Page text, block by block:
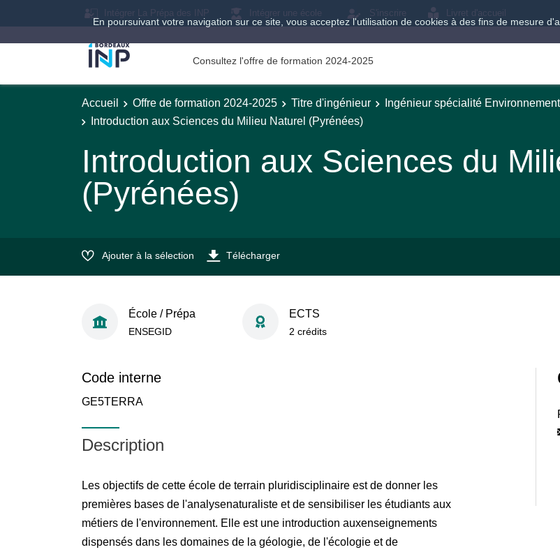
En poursuivant votre navigation sur ce site, vous acceptez l'utilisation de cookies à des fins de mesure
Intégrer La Prépa des INP Intégrer une école S'inscrire Livret d'accueil
Consultez l'offre de formation 2024-2025
Accueil Offre de formation 2024-2025 Titre d'ingénieur
Ingénieur spécialité
Introduction aux Sciences du Milieu Naturel (Pyrénées)
Introduction aux Sciences du
(Pyrénées)
Ajouter à la sélection Télécharger
École / Prépa
ENSEGID
ECTS
2 crédits
Code interne
GE5TERRA
Description
Les objectifs de cette école de terrain pluridisciplinaire est de donner les
premières bases de l'analysenaturaliste et de sensibiliser les étudiants aux
métiers de l'environnement. Elle est une introduction auxenseignements
dispensés dans les domaines de la géologie, de l'écologie et de